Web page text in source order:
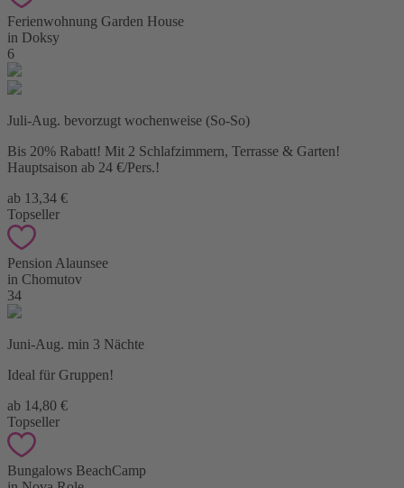
Ferienwohnung Garden House
in Doksy
6
Juli-Aug. bevorzugt wochenweise (So-So)
Bis 20% Rabatt! Mit 2 Schlafzimmern, Terrasse & Garten!
Hauptsaison ab 24 €/Pers.!
ab 13,34 €
Topseller
Pension Alaunsee
in Chomutov
34
Juni-Aug. min 3 Nächte
Ideal für Gruppen!
ab 14,80 €
Topseller
Bungalows BeachCamp